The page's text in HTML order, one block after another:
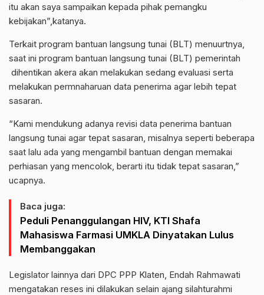
itu akan saya sampaikan kepada pihak pemangku
kebijakan”,katanya.
Terkait program bantuan langsung tunai (BLT) menuurtnya,
saat ini program bantuan langsung tunai (BLT) pemerintah
dihentikan akera akan melakukan sedang evaluasi serta
melakukan permnaharuan data penerima agar lebih tepat
sasaran.
“Kami mendukung adanya revisi data penerima bantuan
langsung tunai agar tepat sasaran, misalnya seperti beberapa
saat lalu ada yang mengambil bantuan dengan memakai
perhiasan yang mencolok, berarti itu tidak tepat sasaran,”
ucapnya.
Baca juga:
Peduli Penanggulangan HIV, KTI Shafa
Mahasiswa Farmasi UMKLA Dinyatakan Lulus
Membanggakan
Legislator lainnya dari DPC PPP Klaten, Endah Rahmawati
mengatakan reses ini dilakukan selain ajang silahturahmi